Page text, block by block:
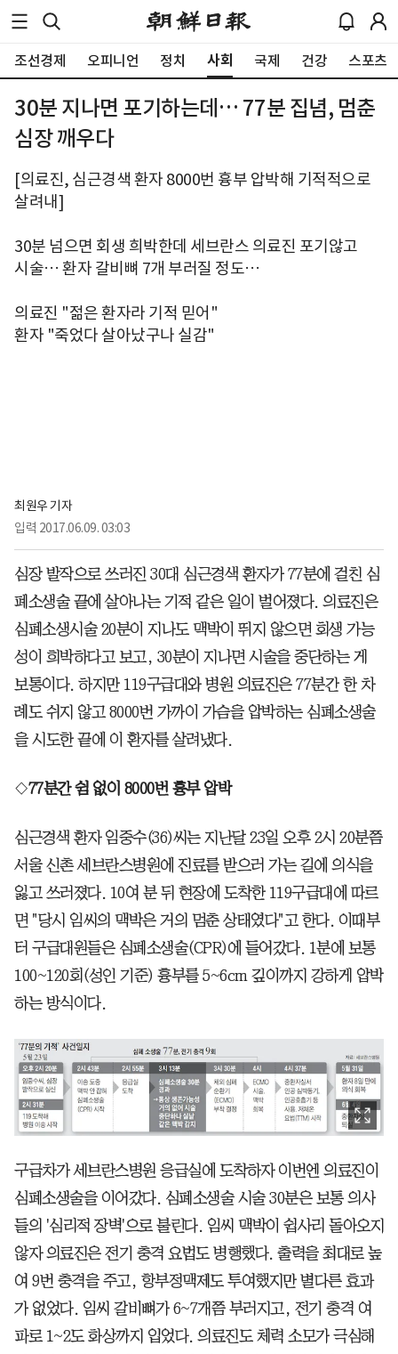
조선경제 오피니언 정치 사회 국제 건강 스포츠
30분 지나면 포기하는데… 77분 집념, 멈춘
심장 깨우다
[의료진, 심근경색 환자 8000번 흉부 압박해 기적적으로
살려내]
30분 넘으면 회생 희박한데 세브란스 의료진 포기않고
시술… 환자 갈비뼈 7개 부러질 정도…
의료진 "젊은 환자라 기적 믿어"
환자 "죽었다 살아났구나 실감"
최원우 기자
입력 2017.06.09. 03:03
심장 발작으로 쓰러진 30대 심근경색 환자가 77분에 걸친 심
폐소생술 끝에 살아나는 기적 같은 일이 벌어졌다. 의료진은
심폐소생시술 20분이 지나도 맥박이 뛰지 않으면 회생 가능
성이 희박하다고 보고, 30분이 지나면 시술을 중단하는 게
보통이다. 하지만 119구급대와 병원 의료진은 77분간 한 차
례도 쉬지 않고 8000번 가까이 가슴을 압박하는 심폐소생술
을 시도한 끝에 이 환자를 살려냈다.
◇77분간 쉼 없이 8000번 흉부 압박
심근경색 환자 임중수(36)씨는 지난달 23일 오후 2시 20분쯤
서울 신촌 세브란스병원에 진료를 받으러 가는 길에 의식을
잃고 쓰러졌다. 10여 분 뒤 현장에 도착한 119구급대에 따르
면 "당시 임씨의 맥박은 거의 멈춘 상태였다"고 한다. 이때부
터 구급대원들은 심폐소생술(CPR)에 들어갔다. 1분에 보통
100~120회(성인 기준) 흉부를 5~6cm 깊이까지 강하게 압박
하는 방식이다.
구급차가 세브란스병원 응급실에 도착하자 이번엔 의료진이
심폐소생술을 이어갔다. 심폐소생술 시술 30분은 보통 의사
들의 '심리적 장벽'으로 불린다. 임씨 맥박이 쉽사리 돌아오지
않자 의료진은 전기 충격 요법도 병행했다. 출력을 최대로 높
여 9번 충격을 주고, 항부정맥제도 투여했지만 별다른 효과
가 없었다. 임씨 갈비뼈가 6~7개쯤 부러지고, 전기 충격 여
파로 1~2도 화상까지 입었다. 의료진도 체력 소모가 극심해